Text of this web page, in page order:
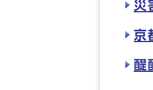
災
京
醍